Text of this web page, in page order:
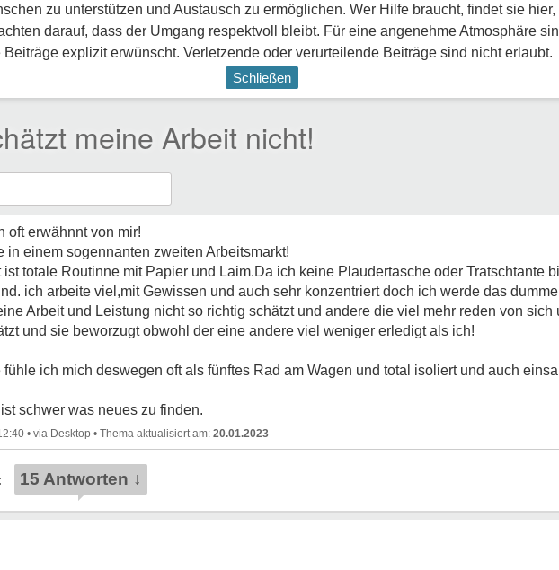
zu unterstützen und Austausch zu ermöglichen. Wer Hilfe braucht, findet sie
darauf, dass der Umgang respektvoll bleibt. Für eine angenehme Atmosphäre
explizit erwünscht. Verletzende oder verurteilende Beiträge sind nicht erlaubt.
Schließen
meine Arbeit nicht!
oft erwähnnt von mir!
in einem sogennanten zweiten Arbeitsmarkt!
ist totale Routinne mit Papier und Laim.Da ich keine Plaudertasche oder Tratschtante
ich arbeite viel,mit Gewissen und auch sehr konzentriert doch ich werde das
Arbeit und Leistung nicht so richtig schätzt und andere die viel mehr reden von sich
und sie beworzugt obwohl der eine andere viel weniger erledigt als ich!
fühle ich mich deswegen oft als fünftes Rad am Wagen und total isoliert und auch
schwer was neues zu finden.
• • 20.01.2023
15 Antworten ↓